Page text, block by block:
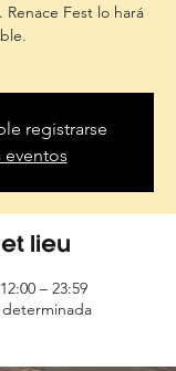
Renace Fest lo hará
registrarse
eventos
lieu
– 23:59